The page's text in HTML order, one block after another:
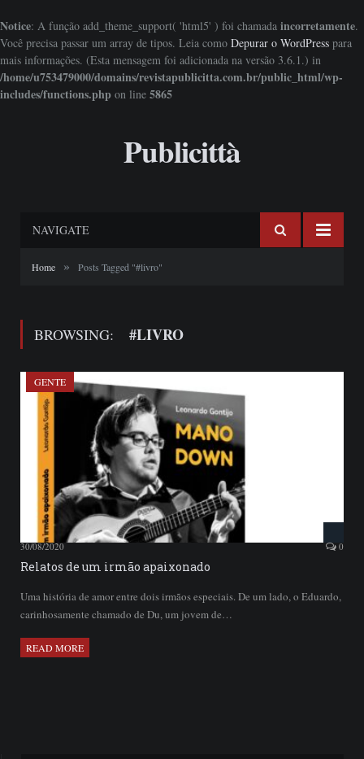
Notice: A função add_theme_support( 'html5' ) foi chamada incorretamente.
Você precisa passar um array de tipos. Leia como Depurar o WordPress para
mais informações. (Esta mensagem foi adicionada na versão 3.6.1.) in
/home/u753479000/domains/revistapublicitta.com.br/public_html/wp-
includes/functions.php on line 5865
Publicittà
NAVIGATE
Home » Posts Tagged "#livro"
BROWSING: #LIVRO
GENTE
30/08/2020 0
Relatos de um irmão apaixonado
Uma história de amor entre dois irmãos especiais. De um lado, o Eduardo,
carinhosamente chamado de Du, um jovem de…
READ MORE